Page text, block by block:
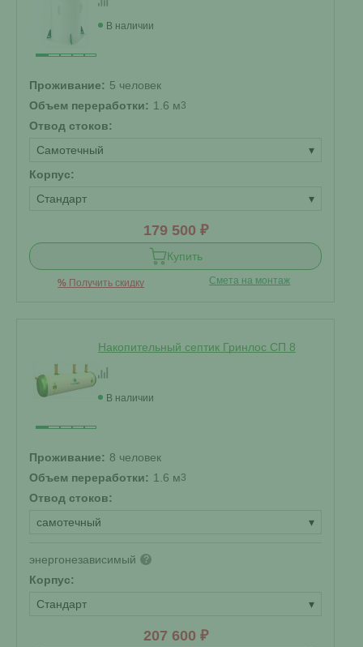
В наличии
Проживание: 5 человек
Объем переработки: 1.6 м3
Отвод стоков:
Самотечный
▾
Корпус:
Стандарт
▾
179 500 ₽
Купить
% Получить скидку Смета на монтаж
Накопительный септик Гринлос СП 8
В наличии
Проживание: 8 человек
Объем переработки: 1.6 м3
Отвод стоков:
самотечный
▾
энергонезависимый ?
Корпус:
Стандарт
▾
207 600 ₽